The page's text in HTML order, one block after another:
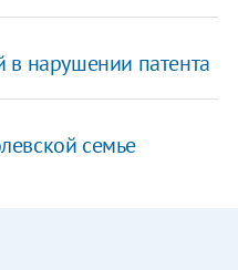
нарушении патента
семье